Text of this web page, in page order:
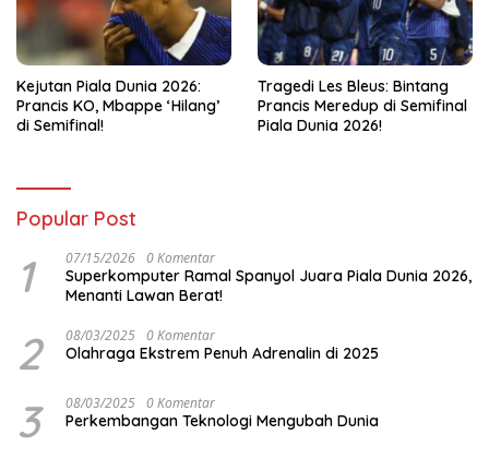
Kejutan Piala Dunia 2026:
Prancis KO, Mbappe ‘Hilang’
di Semifinal!
Tragedi Les Bleus: Bintang
Prancis Meredup di Semifinal
Piala Dunia 2026!
Popular Post
1 07/15/2026 0 Komentar
Superkomputer Ramal Spanyol Juara Piala Dunia 2026,
Menanti Lawan Berat!
2 08/03/2025 0 Komentar
Olahraga Ekstrem Penuh Adrenalin di 2025
3 08/03/2025 0 Komentar
Perkembangan Teknologi Mengubah Dunia